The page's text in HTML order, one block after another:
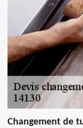
Changement de